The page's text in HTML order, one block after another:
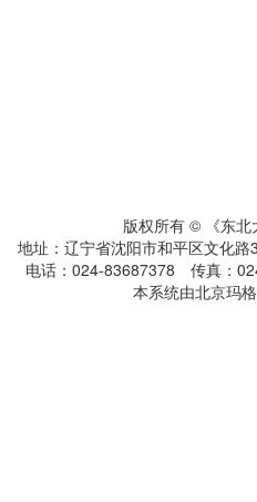
版权所有 © 《东北
地址：辽宁省沈阳市和平区文化
电话：024-83687378 传真：
本系统由北京玛